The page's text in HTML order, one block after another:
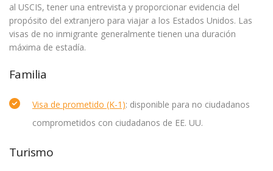
al USCIS, tener una entrevista y proporcionar evidencia del
propósito del extranjero para viajar a los Estados Unidos. Las
visas de no inmigrante generalmente tienen una duración
máxima de estadía.
Familia
Visa de prometido (K-1): disponible para no ciudadanos
comprometidos con ciudadanos de EE. UU.
Turismo